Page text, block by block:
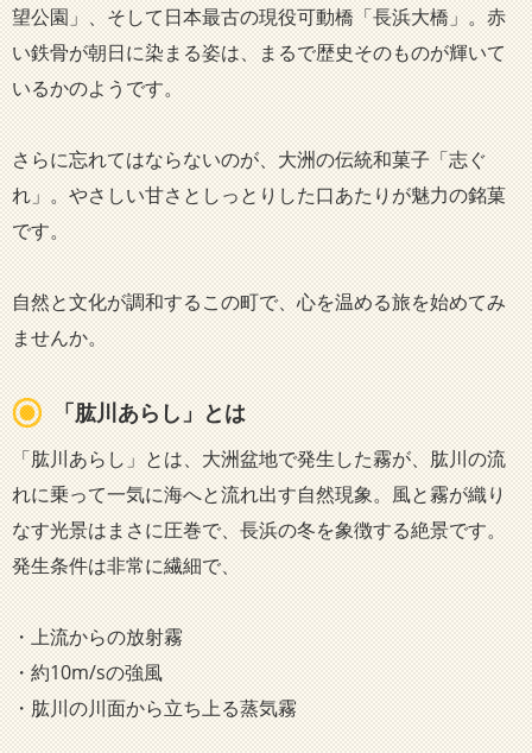
望公園」、そして日本最古の現役可動橋「長浜大橋」。赤
い鉄骨が朝日に染まる姿は、まるで歴史そのものが輝いて
いるかのようです。
さらに忘れてはならないのが、大洲の伝統和菓子「志ぐ
れ」。やさしい甘さとしっとりした口あたりが魅力の銘菓
です。
自然と文化が調和するこの町で、心を温める旅を始めてみ
ませんか。
「肱川あらし」とは
「肱川あらし」とは、大洲盆地で発生した霧が、肱川の流
れに乗って一気に海へと流れ出す自然現象。風と霧が織り
なす光景はまさに圧巻で、長浜の冬を象徴する絶景です。
発生条件は非常に繊細で、
・上流からの放射霧
・約10m/sの強風
・肱川の川面から立ち上る蒸気霧